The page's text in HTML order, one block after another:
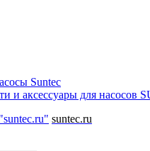
Suntec
и аксессуары для насосов
suntec.ru